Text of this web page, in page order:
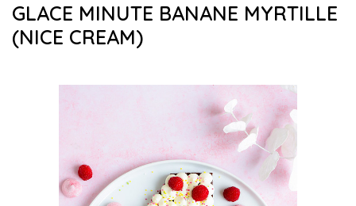
GLACE MINUTE BANANE MYRTILLE
(NICE CREAM)